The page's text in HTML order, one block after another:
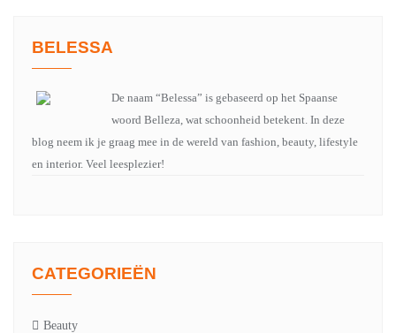
BELESSA
De naam “Belessa” is gebaseerd op het Spaanse
woord Belleza, wat schoonheid betekent. In deze
blog neem ik je graag mee in de wereld van fashion, beauty, lifestyle
en interior. Veel leesplezier!
CATEGORIEËN
Beauty